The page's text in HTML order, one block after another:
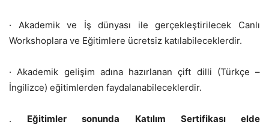
· Akademik ve İş dünyası ile gerçekleştirilecek Canlı
Workshoplara ve Eğitimlere ücretsiz katılabileceklerdir.
· Akademik gelişim adına hazırlanan çift dilli (Türkçe –
İngilizce) eğitimlerden faydalanabileceklerdir.
. Eğitimler sonunda Katılım Sertifikası elde